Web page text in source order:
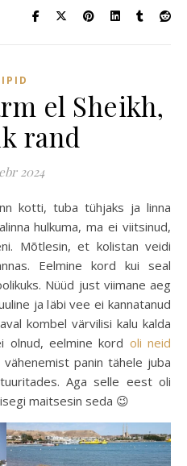
el Sheikh,
rand
2024
hulkuma, ma ei viitsinud,
Mõtlesin, et kolistan veidi
Eelmine kord kui seal
Nüüd just viimane aeg
ja läbi vee ei kannatanud
kombel värvilisi kalu kalda
olnud, eelmine kord oli neid
panin tähele juba
Aga selle eest oli
maitsesin seda 😉